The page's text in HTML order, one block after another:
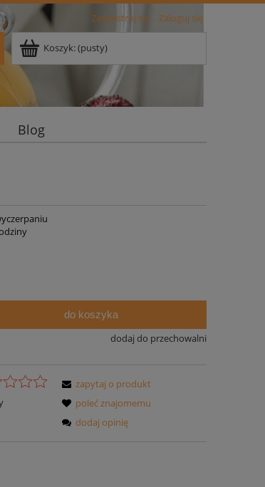
Zarejestruj się Zaloguj się
Koszyk:(pusty)
Blog
do koszyka
dodaj do przechowalni
zapytaj o produkt
poleć znajomemu
dodaj opinię